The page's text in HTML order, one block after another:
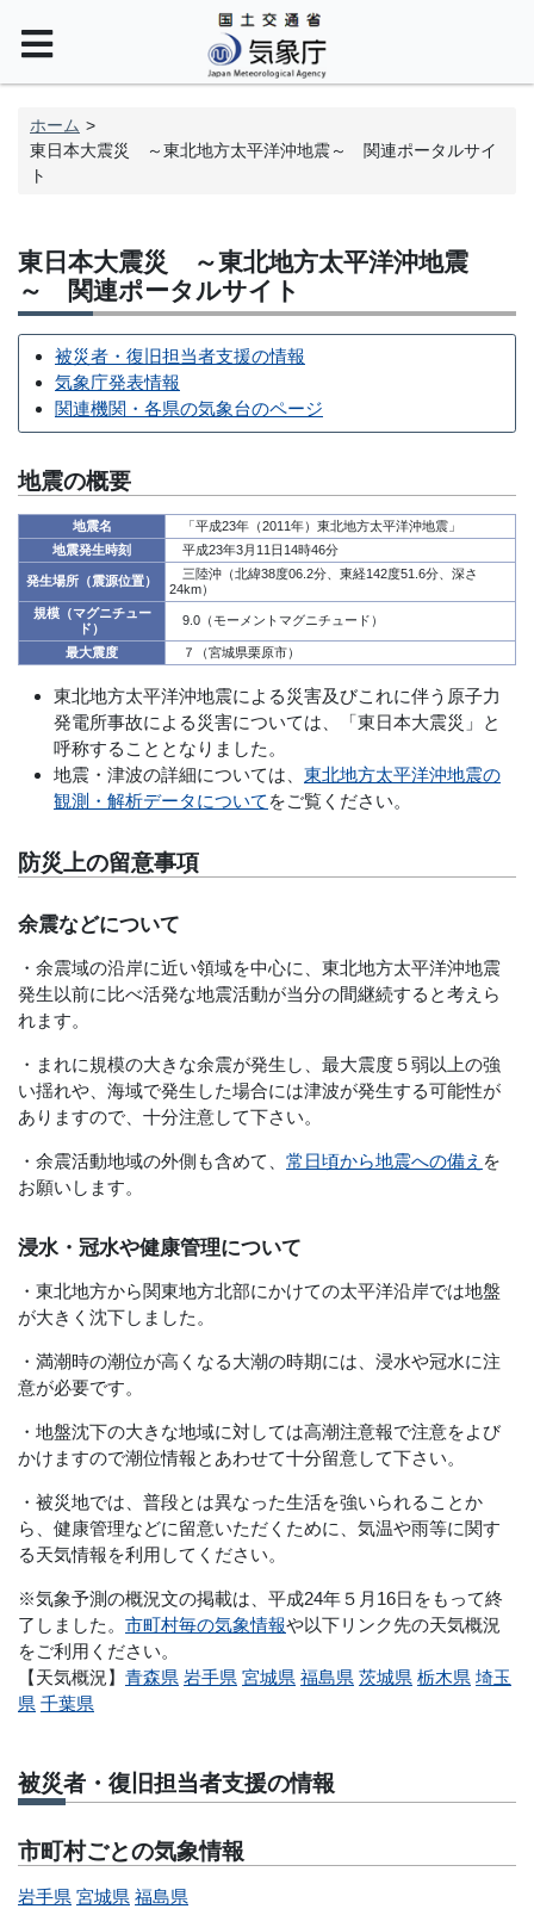
ホーム
東日本大震災 ～東北地方太平洋沖地震～ 関連ポータルサイ
ト
東日本大震災 ～東北地方太平洋沖地震
～ 関連ポータルサイト
被災者・復旧担当者支援の情報
気象庁発表情報
関連機関・各県の気象台のページ
地震の概要
地震名
「平成23年（2011年）東北地方太平洋沖地震」
地震発生時刻
平成23年3月11日14時46分
発生場所（震源位置）
三陸沖（北緯38度06.2分、東経142度51.6分、深さ
24km）
規模（マグニチュー
ド）
9.0（モーメントマグニチュード）
最大震度 ７（宮城県栗原市）
東北地方太平洋沖地震による災害及びこれに伴う原子力
発電所事故による災害については、「東日本大震災」と
呼称することとなりました。
地震・津波の詳細については、 東北地方太平洋沖地震の
観測・解析データについて をご覧ください。
防災上の留意事項
余震などについて
・余震域の沿岸に近い領域を中心に、東北地方太平洋沖地震
発生以前に比べ活発な地震活動が当分の間継続すると考えら
れます。
・まれに規模の大きな余震が発生し、最大震度５弱以上の強
い揺れや、海域で発生した場合には津波が発生する可能性が
ありますので、十分注意して下さい。
・余震活動地域の外側も含めて、 常日頃から地震への備え を
お願いします。
浸水・冠水や健康管理について
・東北地方から関東地方北部にかけての太平洋沿岸では地盤
が大きく沈下しました。
・満潮時の潮位が高くなる大潮の時期には、浸水や冠水に注
意が必要です。
・地盤沈下の大きな地域に対しては高潮注意報で注意をよび
かけますので潮位情報とあわせて十分留意して下さい。
・被災地では、普段とは異なった生活を強いられることか
ら、健康管理などに留意いただくために、気温や雨等に関す
る天気情報を利用してください。
※気象予測の概況文の掲載は、平成24年５月16日をもって終
了しました。 市町村毎の気象情報や以下リンク先の天気概況
をご利用ください。
【天気概況】 青森県 岩手県 宮城県 福島県 茨城県 栃木県 埼玉
県 千葉県
被災者・復旧担当者支援の情報
市町村ごとの気象情報
岩手県 宮城県 福島県